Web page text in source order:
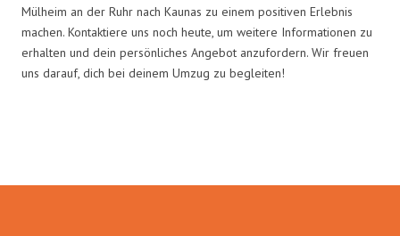
Mülheim an der Ruhr nach Kaunas zu einem positiven Erlebnis
machen. Kontaktiere uns noch heute, um weitere Informationen zu
erhalten und dein persönliches Angebot anzufordern. Wir freuen
uns darauf, dich bei deinem Umzug zu begleiten!